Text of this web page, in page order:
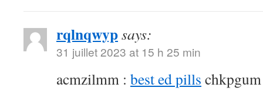
rqlnqwypsays:
31 juillet 2023 at 15 h 25 min
acmzilmm : best ed pills chkpgum